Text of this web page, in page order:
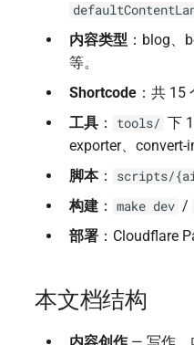
内容类型 ：blog
等。
Shortcode ：共 15
工具 ： tools/ 下
exporter、convert-
脚本： scripts/
构建 ： make dev /
部署 ：Cloudflare
本文档结构